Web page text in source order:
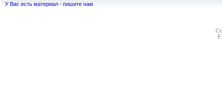
У Вас есть материал - пишите нам